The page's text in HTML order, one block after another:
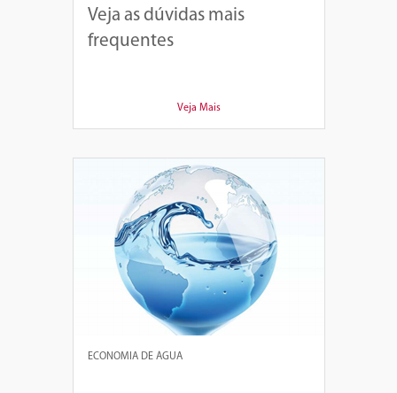
Veja as dúvidas mais
frequentes
Veja Mais
ECONOMIA DE ÁGUA